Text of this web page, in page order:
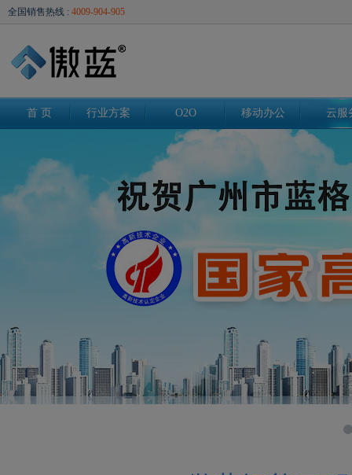
全国销售热线 : 4009-904-905
首 页 行业方案 O2O 移动办公 云服